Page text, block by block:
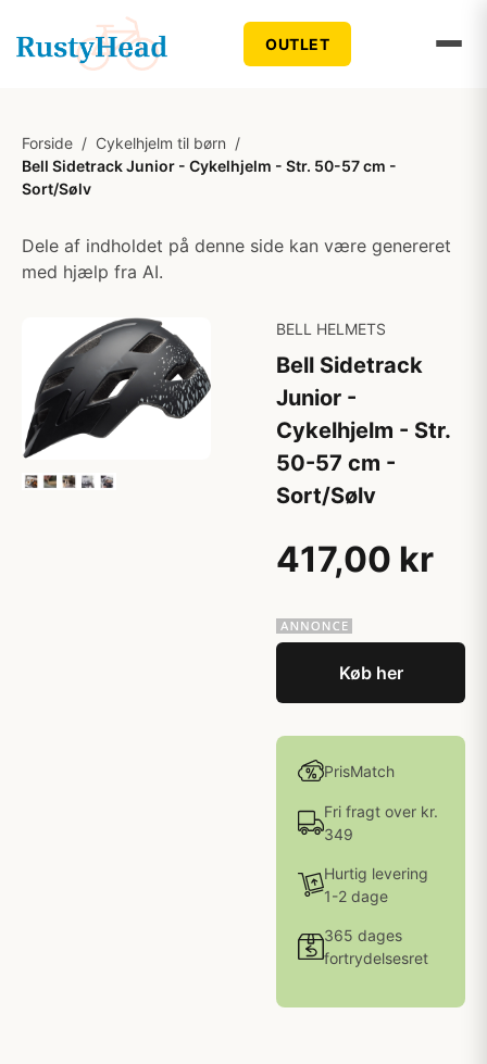
OUTLET
Forside / Cykelhjelm til børn /
Bell Sidetrack Junior - Cykelhjelm - Str. 50-57 cm -
Sort/Sølv
Dele af indholdet på denne side kan være genereret
med hjælp fra AI.
BELL HELMETS
Bell Sidetrack
Junior -
Cykelhjelm - Str.
50-57 cm -
Sort/Sølv
417,00 kr
Køb her
PrisMatch
Fri fragt over kr.
349
Hurtig levering
1-2 dage
365 dages
fortrydelsesret